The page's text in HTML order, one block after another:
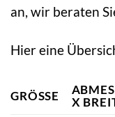
an, wir beraten
Hier eine
GRÖSSE
X